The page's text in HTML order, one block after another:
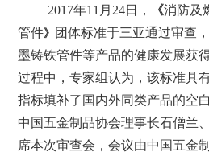
2017年11月24日， 《消防及
管件》 团体标准于三亚通过审查
墨铸铁管件等产品的健康发展获
过程中，专家组认为，该标准具
指标填补了国内外同类产品的空
中国五金制品协会理事长石僧兰
席本次审查会，会议由中国五金